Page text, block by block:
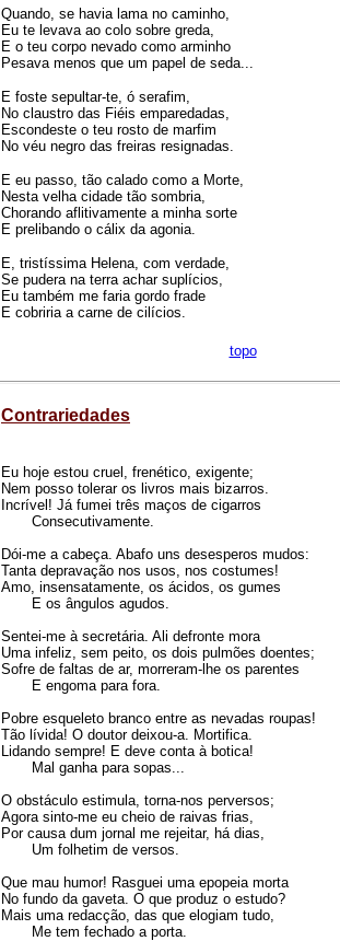
Quando, se havia lama no caminho,
Eu te levava ao colo sobre greda,
E o teu corpo nevado como arminho
Pesava menos que um papel de seda...
E foste sepultar-te, ó serafim,
No claustro das Fiéis emparedadas,
Escondeste o teu rosto de marfim
No véu negro das freiras resignadas.
E eu passo, tão calado como a Morte,
Nesta velha cidade tão sombria,
Chorando aflitivamente a minha sorte
E prelibando o cálix da agonia.
E, tristíssima Helena, com verdade,
Se pudera na terra achar suplícios,
Eu também me faria gordo frade
E cobriria a carne de cilícios.
topo
Contrariedades
Eu hoje estou cruel, frenético, exigente;
Nem posso tolerar os livros mais bizarros.
Incrível! Já fumei três maços de cigarros
Consecutivamente.
Dói-me a cabeça. Abafo uns desesperos mudos:
Tanta depravação nos usos, nos costumes!
Amo, insensatamente, os ácidos, os gumes
E os ângulos agudos.
Sentei-me à secretária. Ali defronte mora
Uma infeliz, sem peito, os dois pulmões doentes;
Sofre de faltas de ar, morreram-lhe os parentes
E engoma para fora.
Pobre esqueleto branco entre as nevadas roupas!
Tão lívida! O doutor deixou-a. Mortifica.
Lidando sempre! E deve conta à botica!
Mal ganha para sopas...
O obstáculo estimula, torna-nos perversos;
Agora sinto-me eu cheio de raivas frias,
Por causa dum jornal me rejeitar, há dias,
Um folhetim de versos.
Que mau humor! Rasguei uma epopeia morta
No fundo da gaveta. O que produz o estudo?
Mais uma redacção, das que elogiam tudo,
Me tem fechado a porta.